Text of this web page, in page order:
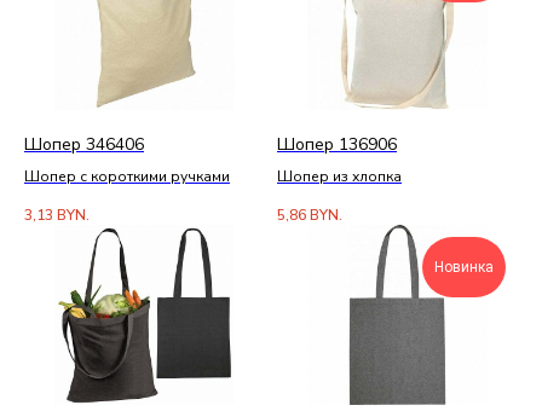
Шопер 346406
Шопер с короткими ручками
3,13 BYN.
Шопер 136906
Шопер из хлопка
5,86BYN.
Новинка